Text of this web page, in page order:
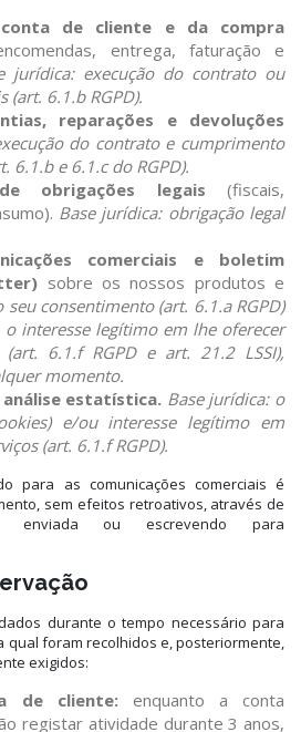
de cliente e da compra
entrega, faturação e
jurídica: execução do contrato ou
(art. 6.1.b RGPD).
reparações e devoluções
do contrato e cumprimento
6.1.b e 6.1.c do RGPD).
obrigações legais (fiscais,
Base jurídica: obrigação legal
comerciais e boletim
sobre os nossos produtos e
seu consentimento (art. 6.1.a RGPD)
o interesse legítimo em lhe oferecer
(art. 6.1.f RGPD e art. 21.2 LSSI),
momento.
estatística. Base jurídica: o
e/ou interesse legítimo em
(art. 6.1.f RGPD).
para as comunicações comerciais é
sem efeitos retroativos, através de
enviada ou escrevendo para
durante o tempo necessário para
qual foram recolhidos e, posteriormente,
exigidos:
de cliente: enquanto a conta
registar atividade durante 3 anos,